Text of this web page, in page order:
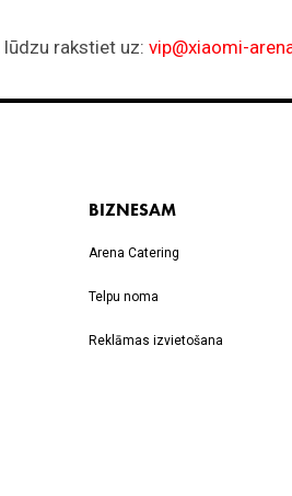
BIZNESAM
Arena Catering
Telpu noma
Reklāmas izvietošana